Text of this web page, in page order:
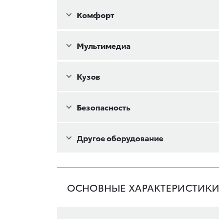
Комфорт
Мультимедиа
Кузов
Безопасность
Другое оборудование
ОСНОВНЫЕ ХАРАКТЕРИСТИКИ